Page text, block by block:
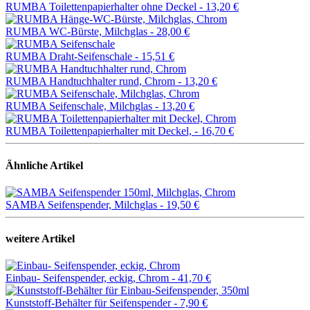
RUMBA Toilettenpapierhalter ohne Deckel - 13,20 €
RUMBA WC-Bürste, Milchglas - 28,00 €
RUMBA Draht-Seifenschale - 15,51 €
RUMBA Handtuchhalter rund, Chrom - 13,20 €
RUMBA Seifenschale, Milchglas - 13,20 €
RUMBA Toilettenpapierhalter mit Deckel, - 16,70 €
Ähnliche Artikel
SAMBA Seifenspender, Milchglas - 19,50 €
weitere Artikel
Einbau- Seifenspender, eckig, Chrom - 41,70 €
Kunststoff-Behälter für Seifenspender - 7,90 €